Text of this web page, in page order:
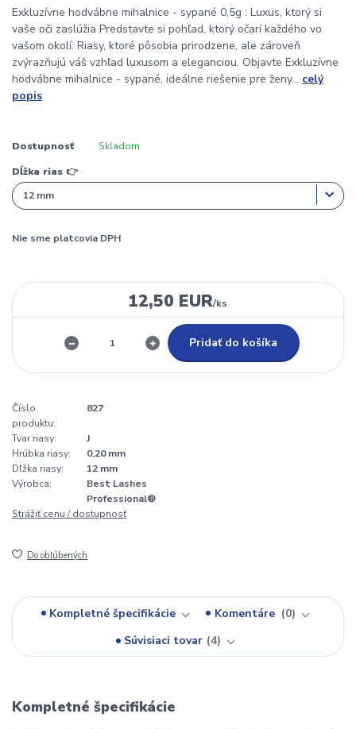
Exkluzívne hodvábne mihalnice - sypané 0,5g : Luxus, ktorý si
vaše oči zaslúžia Predstavte si pohľad, ktorý očarí každého vo
vašom okolí. Riasy, ktoré pôsobia prirodzene, ale zároveň
zvýrazňujú váš vzhľad luxusom a eleganciou. Objavte Exkluzívne
hodvábne mihalnice - sypané, ideálne riešenie pre ženy... celý
popis
Dostupnosť Skladom
Dĺžka rias 👉
Nie sme platcovia DPH
12,50 EUR/ks
Pridať do košíka
Číslo
produktu:
827
Tvar riasy:
J
Hrúbka riasy:
0,20 mm
Dľžka riasy:
12 mm
Výrobca:
Best Lashes
Professional®
Strážiť cenu / dostupnosť
Do obľúbených
Kompletné špecifikácie Komentáre
0
Súvisiaci tovar 4
Kompletné špecifikácie